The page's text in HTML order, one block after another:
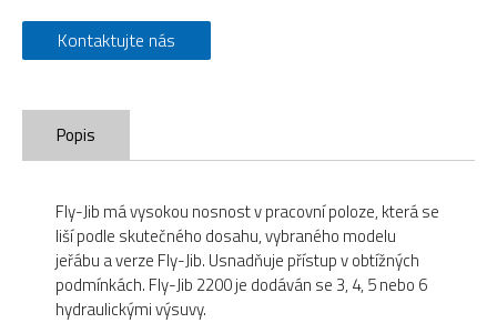
Kontaktujte nás
Popis
Fly-Jib má vysokou nosnost v pracovní poloze, která se
liší podle skutečného dosahu, vybraného modelu
jeřábu a verze Fly-Jib. Usnadňuje přístup v obtížných
podmínkách. Fly-Jib 2200 je dodáván se 3, 4, 5 nebo 6
hydraulickými výsuvy.